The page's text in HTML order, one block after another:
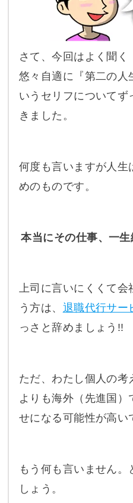
さて、今回はよく聞く
悠々自適に『第二の人
いうセリフについて
きました。
何度も言いますが人生
めのものです。
本当にその仕事、一
上司に言いにくくて会
う方は、 退職代行サー
っさと辞めましょう!!
ただ、わたし個人の考
よりも海外（先進国
せになる可能性が高い
もう何も言いません。
しょう。